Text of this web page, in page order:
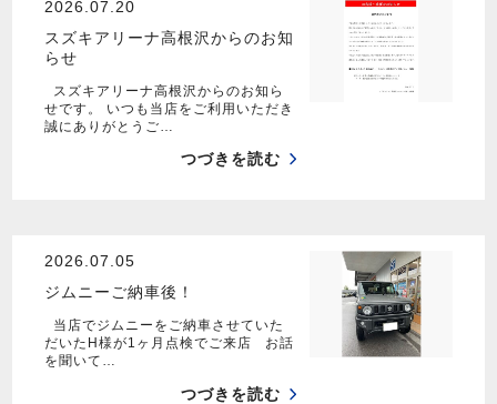
2026.07.20
スズキアリーナ高根沢からのお知
らせ
スズキアリーナ高根沢からのお知ら
せです。 いつも当店をご利用いただき
誠にありがとうご…
つづきを読む
2026.07.05
ジムニーご納車後！
当店でジムニーをご納車させていた
だいたH様が1ヶ月点検でご来店 お話
を聞いて…
つづきを読む